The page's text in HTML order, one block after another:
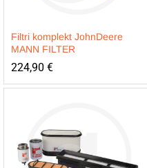
Filtri komplekt JohnDeere
MANN FILTER
224,90 €